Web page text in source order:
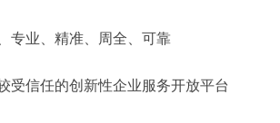
专业、精准、周全、可靠
受信任的创新性企业服务开放平台